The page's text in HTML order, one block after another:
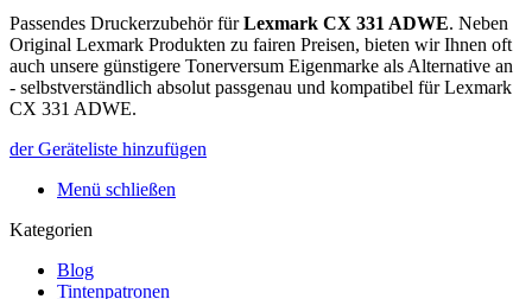
Passendes Druckerzubehör fürLexmark CX 331 ADWE. Neben
Original Lexmark Produkten zu fairen Preisen, bieten wir Ihnen oft
auch unsere günstigere Tonerversum Eigenmarke als Alternative an
- selbstverständlich absolut passgenau und kompatibel für Lexmark
CX 331 ADWE.
der Geräteliste hinzufügen
Menü schließen
Kategorien
Blog
Tintenpatronen